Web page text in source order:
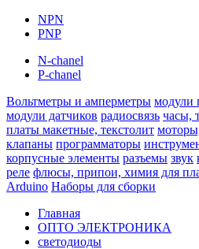
NPN
PNP
N-chanel
P-chanel
Вольтметры и амперметры модули
модули датчиков радиосвязь часы,
платы макетные, текстолит
клапаны программаторы
корпусные элементы разъемы звук
реле флюсы, припои, химия для
Arduino Наборы для сборки
Главная
ОПТО ЭЛЕКТРОНИКА
светодиоды